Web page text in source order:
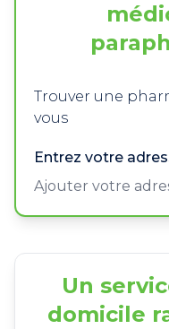
Trouver une
vous
Entrez votre
Un
domicile